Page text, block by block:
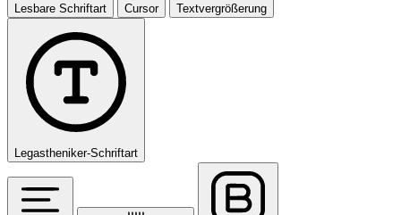
Lesbare Schriftart Cursor Textvergrößerung
Legastheniker-Schriftart